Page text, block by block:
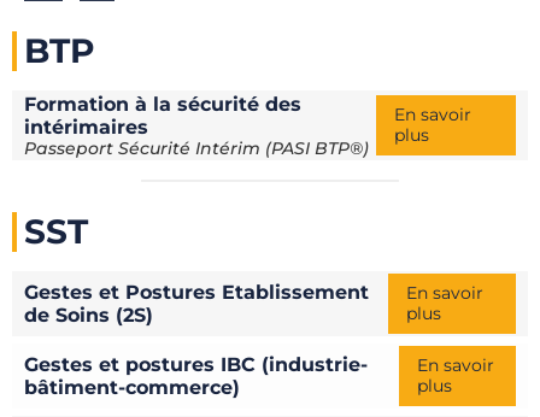
BTP
Formation à la sécurité des
intérimaires
Passeport Sécurité Intérim (PASI BTP®)
En savoir
plus
SST
Gestes et Postures Etablissement
de Soins (2S)
En savoir
plus
Gestes et postures IBC (industrie-
bâtiment-commerce)
En savoir
plus